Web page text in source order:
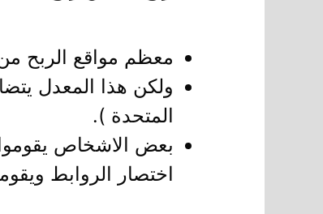
معظم مواقع الربح من رفع الملفات تقدم ٢
ولكن هذا المعدل
المتحدة ).
بعض الاشخاص
اختصار الروابط